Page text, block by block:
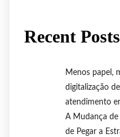
Recent Posts
Menos papel,
digitalização
atendimento
A Mudança de
de Pegar a